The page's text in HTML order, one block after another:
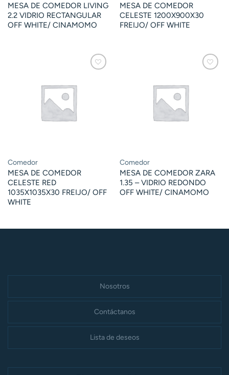
MESA DE COMEDOR LIVING
2.2 VIDRIO RECTANGULAR
OFF WHITE/ CINAMOMO
MESA DE COMEDOR
CELESTE 1200X900X30
FREIJO/ OFF WHITE
Comedor
MESA DE COMEDOR
CELESTE RED
1035X1035X30 FREIJO/ OFF
WHITE
Comedor
MESA DE COMEDOR ZARA
1.35 – VIDRIO REDONDO
OFF WHITE/ CINAMOMO
Nosotros
Contáctanos
Lista de deseos